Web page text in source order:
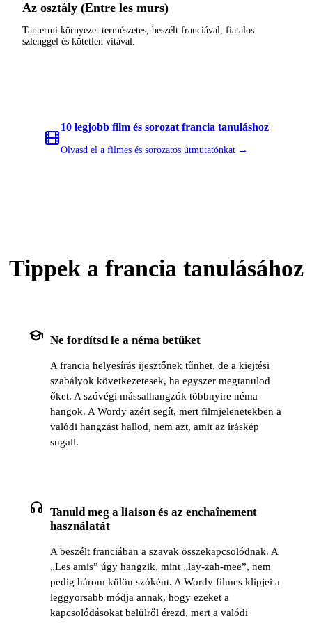
Az osztály (Entre les murs)
Tantermi környezet természetes, beszélt franciával, fiatalos
szlenggel és kötetlen vitával.
10 legjobb film és sorozat francia tanuláshoz
Olvasd el a filmes és sorozatos útmutatónkat →
Tippek a francia tanulásához
school Ne fordítsd le a néma betűket
A francia helyesírás ijesztőnek tűnhet, de a kiejtési
szabályok következetesek, ha egyszer megtanulod
őket. A szóvégi mássalhangzók többnyire néma
hangok. A Wordy azért segít, mert filmjelenetekben a
valódi hangzást hallod, nem azt, amit az íráskép
sugall.
headphones Tanuld meg a liaison és az enchaînement
használatát
A beszélt franciában a szavak összekapcsolódnak. A
„Les amis” úgy hangzik, mint „lay-zah-mee”, nem
pedig három külön szóként. A Wordy filmes klipjei a
leggyorsabb módja annak, hogy ezeket a
kapcsolódásokat belülről érezd, mert a valódi